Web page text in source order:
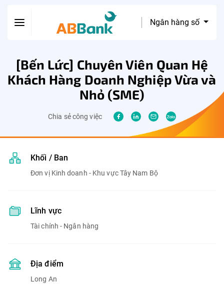
Ngân hàng số
[Bến Lức] Chuyên Viên Quan Hệ
Khách Hàng Doanh Nghiệp Vừa và
Nhỏ (SME)
Chia sẻ công việc
Khối / Ban
Đơn vị Kinh doanh - Khu vực Tây Nam Bộ
Lĩnh vực
Tài chính - Ngân hàng
Địa điểm
Long An